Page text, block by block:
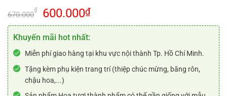
670.000
₫
Giá
gốc
là:
670.000₫.
600.000₫Giá
hiện
tại
là:
600.000₫.
Khuyến mãi hot nhất:
Miễn phí giao hàng tại khu vực nội thành Tp. Hồ Chí Minh.
Tặng kèm phụ kiện trang trí (thiệp chúc mừng, băng rôn,
chậu hoa,...)